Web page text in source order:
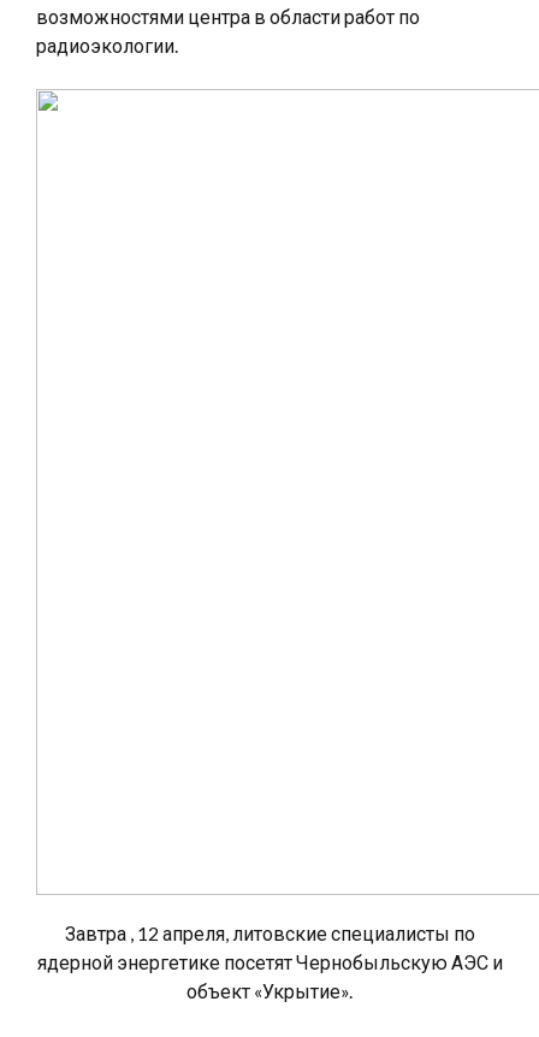
возможностями центра в области работ по
радиоэкологии.
Завтра , 12 апреля, литовские специалисты по
ядерной энергетике посетят Чернобыльскую АЭС и
объект «Укрытие».